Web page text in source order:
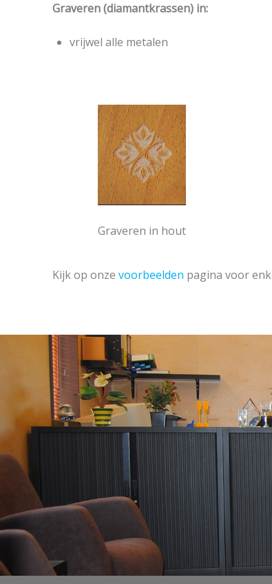
Graveren (diamantkrassen) in:
vrijwel alle metalen
Graveren in hout
Kijk op onze voorbeelden pagina voor